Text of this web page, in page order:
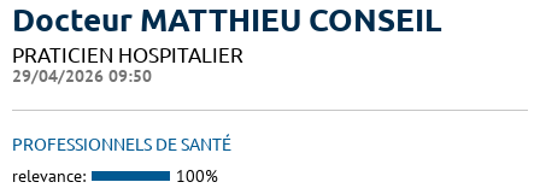
Docteur MATTHIEU CONSEIL
PRATICIEN HOSPITALIER
29/04/2026 09:50
PROFESSIONNELS DE SANTÉ
relevance: 100%